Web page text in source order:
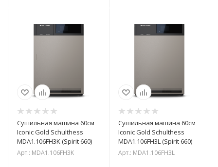
Сушильная машина 60см
Iconic Gold Schulthess
MDA1.106FH3K (Spirit 660)
Арт.: MDA1.106FH3K
Сушильная машина 60см
Iconic Gold Schulthess
MDA1.106FH3L (Spirit 660)
Арт.: MDA1.106FH3L